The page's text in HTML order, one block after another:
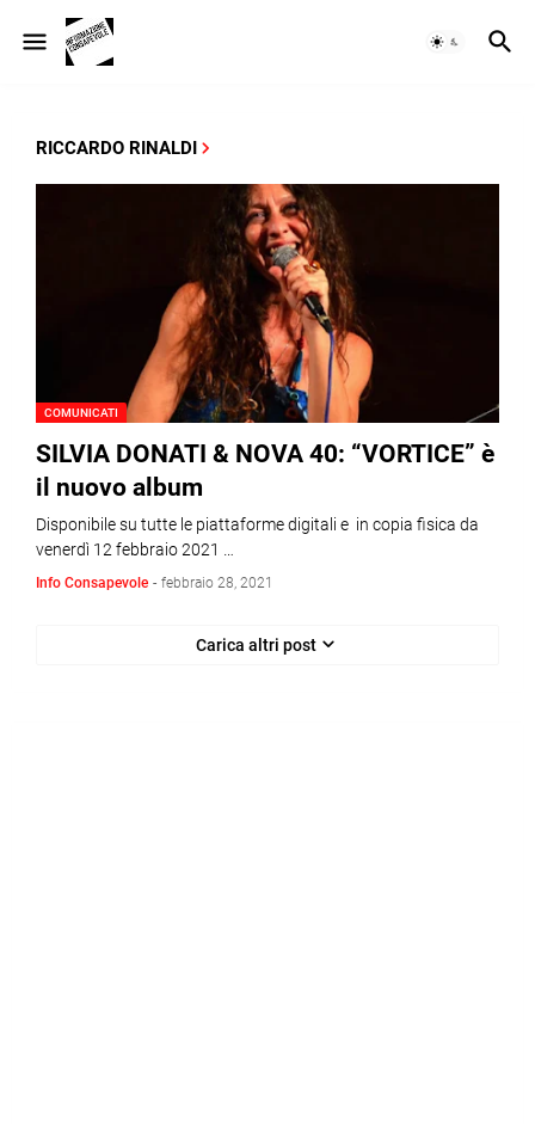
RICCARDO RINALDI
COMUNICATI
SILVIA DONATI & NOVA 40: “VORTICE” è
il nuovo album
Disponibile su tutte le piattaforme digitali e in copia fisica da
venerdì 12 febbraio 2021 …
Info Consapevole - febbraio 28, 2021
Carica altri post